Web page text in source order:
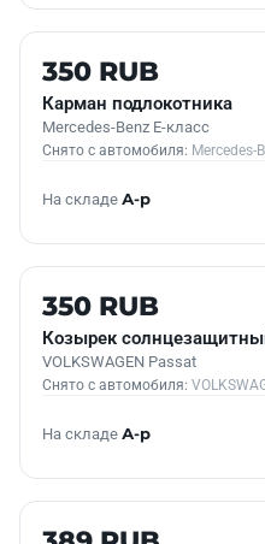
Б/У В НАЛИЧИИ
350 RUB
Карман подлокотника
Mercedes-Benz E-класс
Снято с автомобиля: Mercedes-
На складе А-р
Б/У В НАЛИЧИИ
350 RUB
Козырек
VOLKSWAGEN Passat
Снято с автомобиля:
На складе А-р
Б/У В НАЛИЧИИ